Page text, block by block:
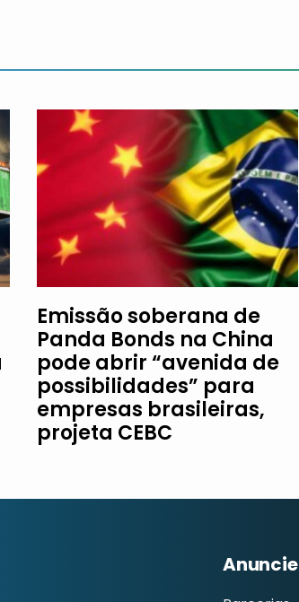
Emissão soberana de
Panda Bonds na China
pode abrir “avenida de
possibilidades” para
empresas brasileiras,
projeta CEBC
Anuncie